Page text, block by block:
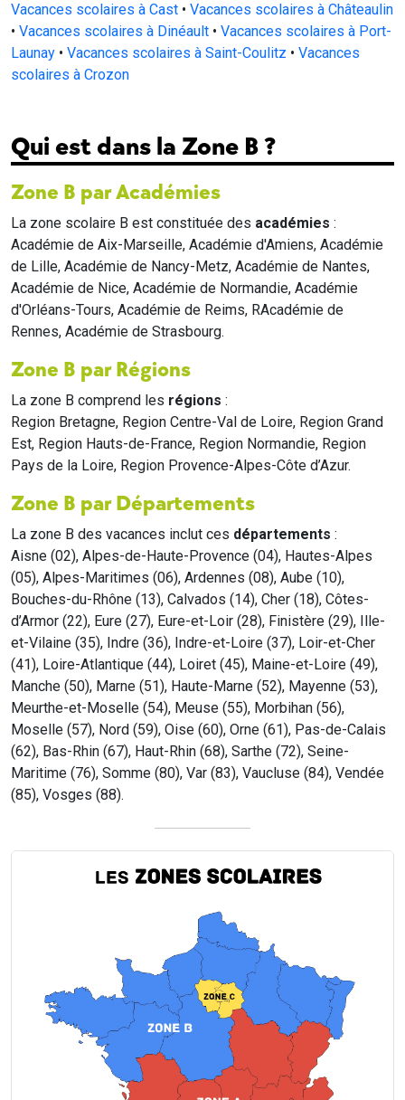
Vacances scolaires à Cast • Vacances scolaires à Châteaulin
• Vacances scolaires à Dinéault • Vacances scolaires à Port-
Launay • Vacances scolaires à Saint-Coulitz • Vacances
scolaires à Crozon
Qui est dans la Zone B ?
Zone B par Académies
La zone scolaire B est constituée des académies :
Académie de Aix-Marseille, Académie d'Amiens, Académie
de Lille, Académie de Nancy-Metz, Académie de Nantes,
Académie de Nice, Académie de Normandie, Académie
d'Orléans-Tours, Académie de Reims, RAcadémie de
Rennes, Académie de Strasbourg.
Zone B par Régions
La zone B comprend les régions :
Region Bretagne, Region Centre-Val de Loire, Region Grand
Est, Region Hauts-de-France, Region Normandie, Region
Pays de la Loire, Region Provence-Alpes-Côte d’Azur.
Zone B par Départements
La zone B des vacances inclut ces départements :
Aisne (02), Alpes-de-Haute-Provence (04), Hautes-Alpes
(05), Alpes-Maritimes (06), Ardennes (08), Aube (10),
Bouches-du-Rhône (13), Calvados (14), Cher (18), Côtes-
d’Armor (22), Eure (27), Eure-et-Loir (28), Finistère (29), Ille-
et-Vilaine (35), Indre (36), Indre-et-Loire (37), Loir-et-Cher
(41), Loire-Atlantique (44), Loiret (45), Maine-et-Loire (49),
Manche (50), Marne (51), Haute-Marne (52), Mayenne (53),
Meurthe-et-Moselle (54), Meuse (55), Morbihan (56),
Moselle (57), Nord (59), Oise (60), Orne (61), Pas-de-Calais
(62), Bas-Rhin (67), Haut-Rhin (68), Sarthe (72), Seine-
Maritime (76), Somme (80), Var (83), Vaucluse (84), Vendée
(85), Vosges (88).